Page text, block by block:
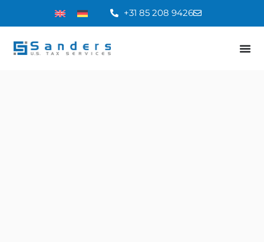
+31 85 208 9426